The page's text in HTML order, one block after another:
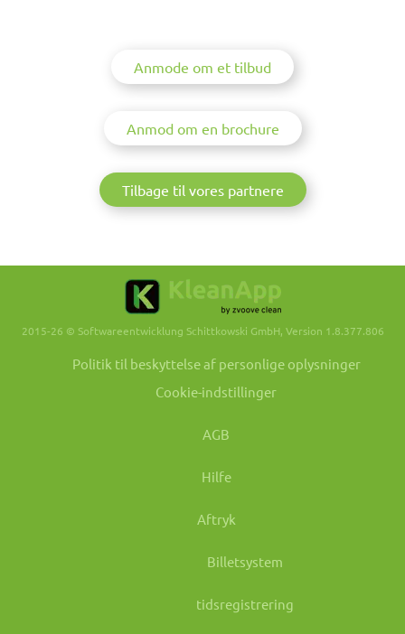
Anmode om et tilbud
Anmod om en brochure
Tilbage til vores partnere
2015-26 © Softwareentwicklung Schittkowski GmbH, Version 1.8.377.806
Politik til beskyttelse af personlige oplysninger
Cookie-indstillinger
AGB
Hilfe
Aftryk
Billetsystem
tidsregistrering